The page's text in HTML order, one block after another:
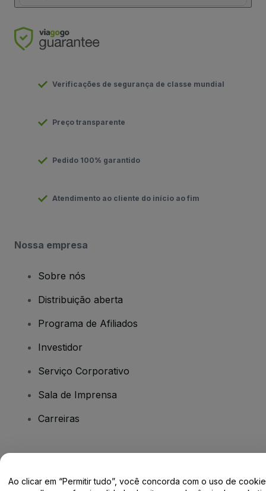
Verificações de segurança de classe mundial
Preço transparente
Pedido 100% garantido
Atendimento ao cliente do início ao fim
Nossa empresa
Sobre nós
Distribuição aberta
Programa de Afiliados
Investidor
Serviço Corporativo
Sala de Imprensa
Carreiras
Ao clicar em “Permitir tudo”, você concorda com o uso de